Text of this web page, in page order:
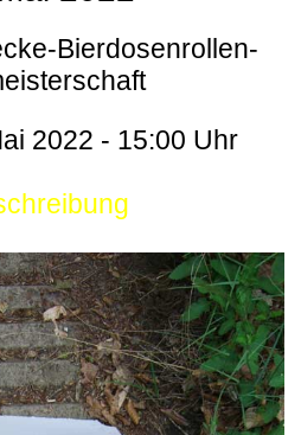
Bierdosenrollen-
2022 - 15:00 Uhr